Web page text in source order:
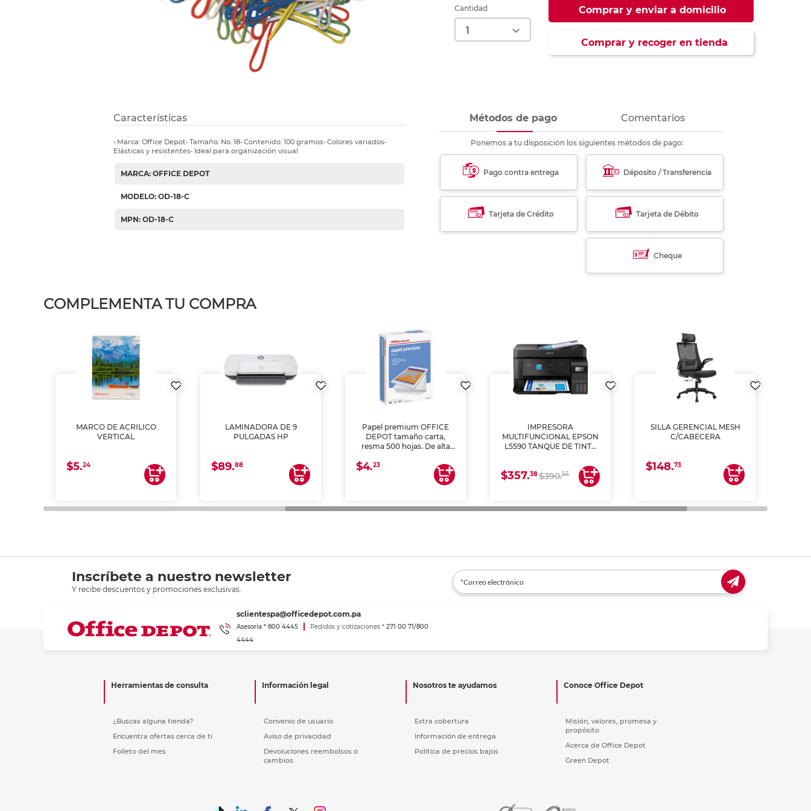
Ver más
Etiquetas inkjet y láser
Refuerzos para carpeta
Ver más
Ver más
Cantidad Comprar y enviar a domicilio
Comprar y recoger en tienda
Características
• Marca: Office Depot• Tamaño: No. 18• Contenido: 100 gramos• Colores variados•
Elásticas y resistentes• Ideal para organización visual
MARCA: OFFICE DEPOT
MODELO: OD-18-C
MPN: OD-18-C
Métodos de pago Comentarios
Ponemos a tu disposición los siguientes métodos de pago:
Pago contra entrega Déposito / Transferencia
Tarjeta de Crédito Tarjeta de Débito
Cheque
COMPLEMENTA TU COMPRA
MARCO DE ACRILICO
VERTICAL
$5.24
LAMINADORA DE 9
PULGADAS HP
$89.88
Papel premium OFFICE
DEPOT tamaño carta,
resma 500 hojas. De alta
uniforme, ideal para
impresoras de inyección de
tinta y láser, fotocopiadoras
$4.23
IMPRESORA
MULTIFUNCIONAL EPSON
L5590 TANQUE DE TINTA
$357.38$390.55
SILLA GERENCIAL MESH
C/CABECERA
$148.73
Inscríbete a nuestro newsletter
Y recibe descuentos y promociones exclusivas.
sclientespa@officedepot.com.pa
Asesoría * 800 4445 Pedidos y cotizaciones * 271 00 71/800
4444
Herramientas de consulta
¿Buscas alguna tienda?
Encuentra ofertas cerca de ti
Folleto del mes
Información legal
Convenio de usuario
Aviso de privacidad
Devoluciones reembolsos o
cambios
Nosotros te ayudamos
Extra cobertura
Información de entrega
Política de precios bajos
Conoce Office Depot
Misión, valores, promesa y
propósito
Acerca de Office Depot
Green Depot